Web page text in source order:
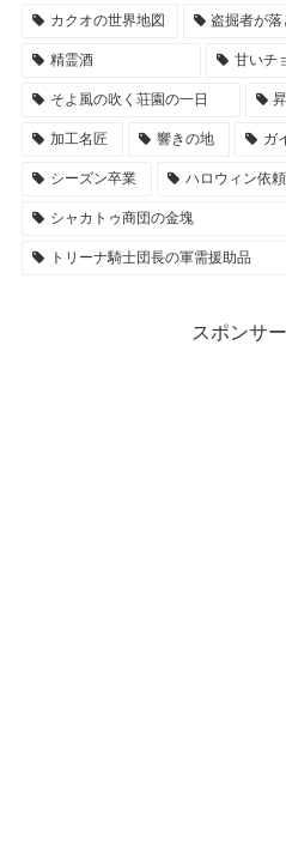
カクオの世界地図 盗掘者が
精霊酒 甘いチ
そよ風の吹く荘園の一日
加工名匠 響きの地 ガ
シーズン卒業 ハロウィン依頼
シャカトゥ商団の金塊
トリーナ騎士団長の軍需援助品
スポンサ